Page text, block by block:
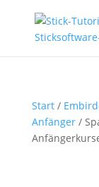
Start/
Anfänger/